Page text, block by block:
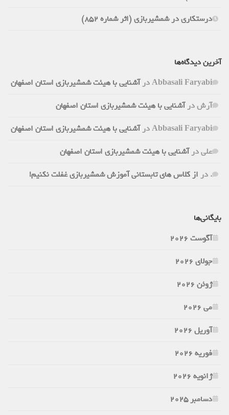
درستکاری در شمشیربازی (اثر شماره 852)
آخرین دیدگاه‌ها
Abbasali Faryabiدرآشنایی با هیئت شمشیربازی استان اصفهان
آرشدرآشنایی با هیئت شمشیربازی استان اصفهان
Abbasali Faryabiدرآشنایی با هیئت شمشیربازی استان اصفهان
علیدرآشنایی با هیئت شمشیربازی استان اصفهان
. در از کلاس های تابستانی آموزش شمشیربازی غفلت نکنیم!
بایگانی‌ها
آگوست 2026
جولای 2026
ژوئن 2026
می 2026
آوریل 2026
فوریه 2026
ژانویه 2026
دسامبر 2025